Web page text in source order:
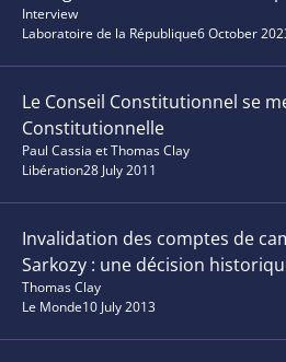
Interview
Laboratoire de la République6 October
Le Conseil Constitutionnel se
Constitutionnelle
Paul Cassia et Thomas Clay
Libération28 July 2011
Invalidation des comptes de
Sarkozy : une décision
Thomas Clay
Le Monde10 July 2013